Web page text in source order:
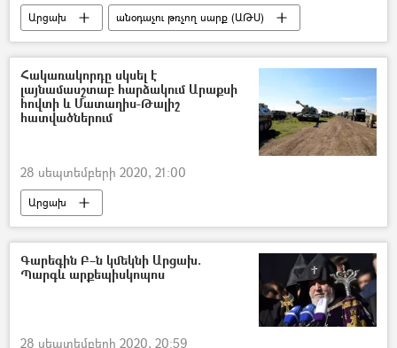
Արցախ
անօդաչու թռչող սարք (ԱԹՍ)
Լուսանկար
Ադրբեջանական ագրեսիան Արցախում - 2020
Հակառակորդը սկսել է
լայնամասշտաբ հարձակում Արաքսի
հովտի և Մատաղիս-Թալիշ
հատվածներում
28 սեպտեմբերի 2020, 21:00
Արցախ
Ադրբեջանական ագրեսիան Արցախում - 2020
Ադրբեջան
Թալիշ
Արծրուն Հովհաննիսյան
Գարեգին Բ–ն կմեկնի Արցախ.
Պարգև արքեպիսկոպոս
28 սեպտեմբերի 2020, 20:59